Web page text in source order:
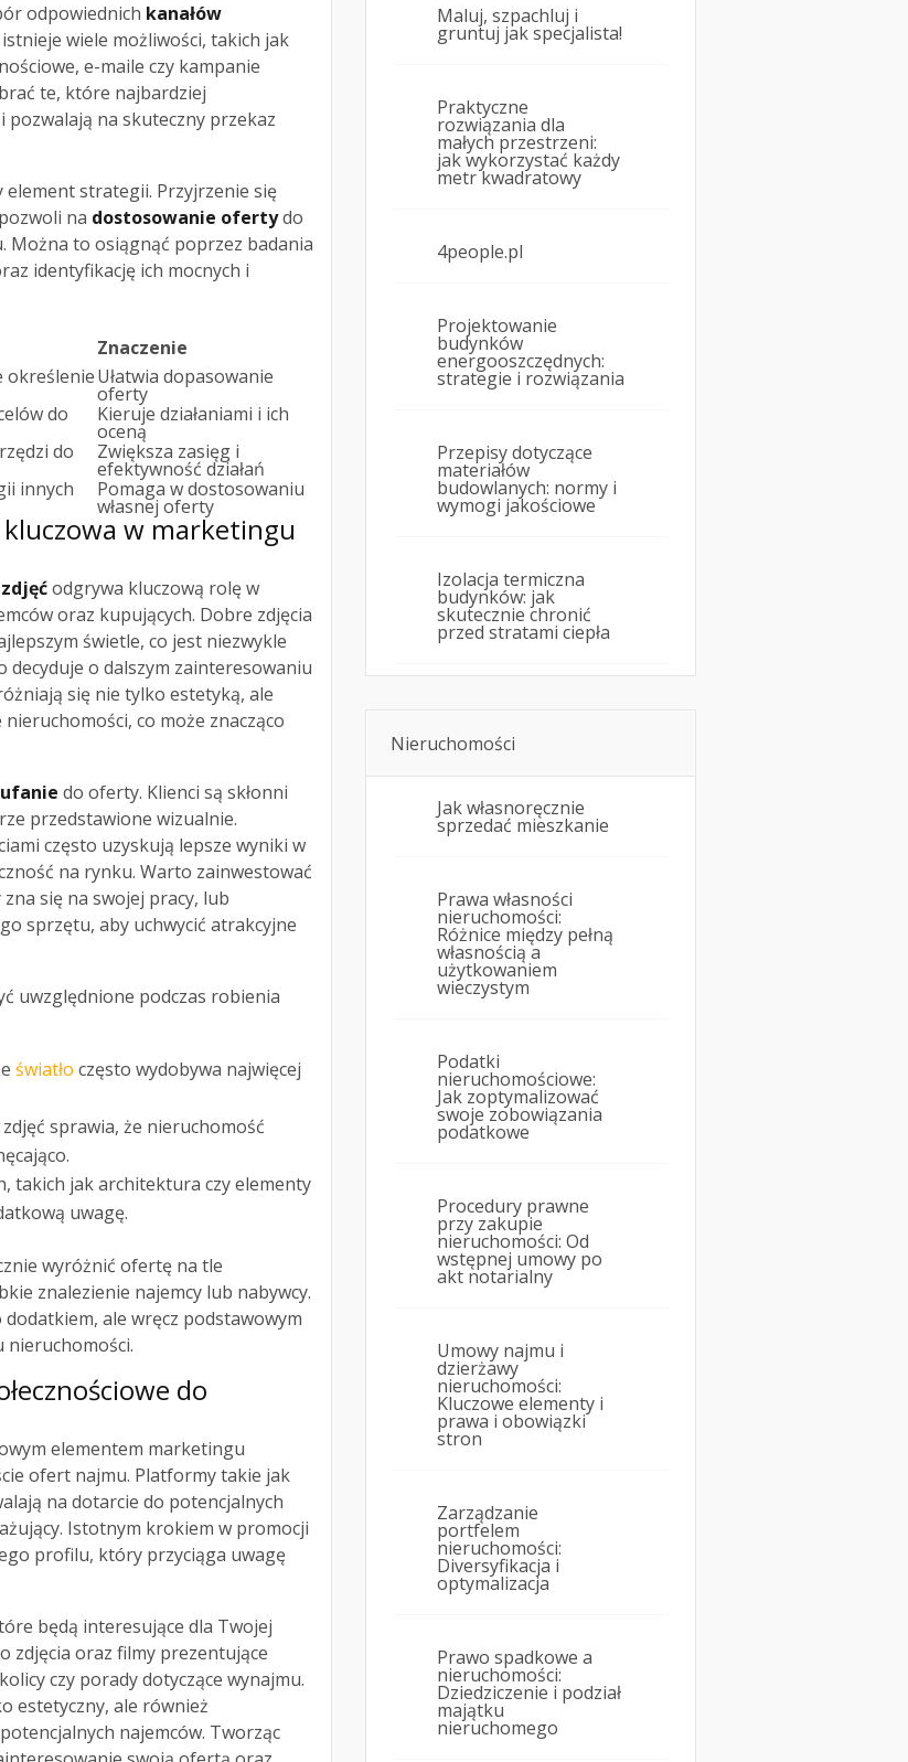
odpowiednich kanałów
wiele możliwości, takich jak
e-maile czy kampanie
te, które najbardziej
na skuteczny przekaz
strategii. Przyjrzenie się
na dostosowanie ofertydo
Można to osiągnąć poprzez badania
identyfikację ich mocnych i
Znaczenie
określenieUłatwia dopasowanie
oferty
do Kieruje działaniami i ich
oceną
do Zwiększa zasięg i
efektywność działań
innych Pomaga w dostosowaniu
własnej oferty
kluczowa w marketingu
odgrywa kluczową rolę w
oraz kupujących. Dobre zdjęcia
świetle, co jest niezwykle
o dalszym zainteresowaniu
się nie tylko estetyką, ale
co może znacząco
do oferty. Klienci są skłonni
przedstawione wizualnie.
często uzyskują lepsze wyniki w
na rynku. Warto zainwestować
się na swojej pracy, lub
sprzętu, aby uchwycić atrakcyjne
uwzględnione podczas robienia
światło często wydobywa najwięcej
sprawia, że nieruchomość
takich jak architektura czy elementy
uwagę.
wyróżnić ofertę na tle
znalezienie najemcy lub nabywcy.
ale wręcz podstawowym
nieruchomości.
do
elementem marketingu
ofert najmu. Platformy takie jak
na dotarcie do potencjalnych
Istotnym krokiem w promocji
profilu, który przyciąga uwagę
będą interesujące dla Twojej
zdjęcia oraz filmy prezentujące
czy porady dotyczące wynajmu.
estetyczny, ale również
najemców. Tworząc
Maluj, szpachluj i
gruntuj jak specjalista!
Praktyczne
rozwiązania dla
małych przestrzeni:
jak wykorzystać każdy
metr kwadratowy
4people.pl
Projektowanie
budynków
energooszczędnych:
strategie i rozwiązania
Przepisy dotyczące
materiałów
budowlanych: normy i
wymogi jakościowe
Izolacja termiczna
budynków: jak
skutecznie chronić
przed stratami ciepła
Nieruchomości
Jak własnoręcznie
sprzedać mieszkanie
Prawa własności
nieruchomości:
Różnice między pełną
własnością a
użytkowaniem
wieczystym
Podatki
nieruchomościowe:
Jak zoptymalizować
swoje zobowiązania
podatkowe
Procedury prawne
przy zakupie
nieruchomości: Od
wstępnej umowy po
akt notarialny
Umowy najmu i
dzierżawy
nieruchomości:
Kluczowe elementy i
prawa i obowiązki
stron
Zarządzanie
portfelem
nieruchomości:
Diversyfikacja i
optymalizacja
Prawo spadkowe a
nieruchomości:
Dziedziczenie i podział
majątku
nieruchomego